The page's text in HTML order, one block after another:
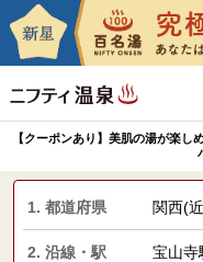
【クーポンあり】美肌の湯が楽
1. 都道府県 関西(
2. 沿線・駅 宝山寺